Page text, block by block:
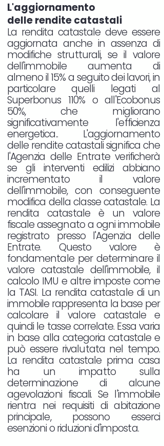
L'aggiornamento
delle rendite catastali
La rendita catastale deve essere
aggiornata anche in assenza di
modifiche strutturali, se il valore
dell'immobile aumenta di
almeno il 15% a seguito dei lavori, in
particolare quelli legati al
Superbonus 110% o all'Ecobonus
50%, che migliorano
significativamente l'efficienza
energetica.. L'aggiornamento
delle rendite catastali significa che
l'Agenzia delle Entrate verificherà
se gli interventi edilizi abbiano
incrementato il valore
dell'immobile, con conseguente
modifica della classe catastale. La
rendita catastale è un valore
fiscale assegnato a ogni immobile
registrato presso l'Agenzia delle
Entrate. Questo valore è
fondamentale per determinare il
valore catastale dell'immobile, il
calcolo IMU e altre imposte come
la TASI. La rendita catastale di un
immobile rappresenta la base per
calcolare il valore catastale e
quindi le tasse correlate. Essa varia
in base alla categoria catastale e
può essere rivalutata nel tempo.
La rendita catastale prima casa
ha un impatto sulla
determinazione di alcune
agevolazioni fiscali. Se l'immobile
rientra nei requisiti di abitazione
principale, possono esserci
esenzioni o riduzioni d'imposta.